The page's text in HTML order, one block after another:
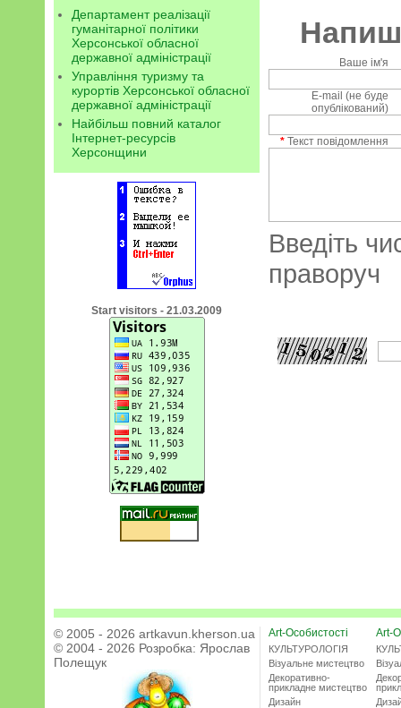
Департамент реалізації
гуманітарної політики
Херсонської обласної
державної адміністрації
Управління туризму та
курортів Херсонської обласної
державної адміністрації
Найбільш повний каталог
Інтернет-ресурсів
Херсонщини
Start visitors - 21.03.2009
Ваше ім'я
E-mail (не буде
опублікований)
* Текст повідомлення
Введіть
праворуч
© 2005 - 2026 artkavun.kherson.ua
© 2004 - 2026 Розробка: Ярослав
Полещук
Art-Особистості
КУЛЬТУРОЛОГІЯ
Візуальне мистецтво
Декоративно-
прикладне мистецтво
Дизайн
Art-